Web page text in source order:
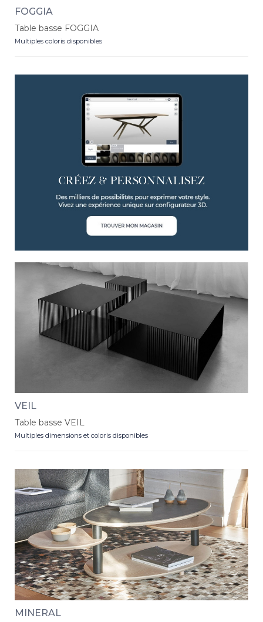
FOGGIA
Table basse FOGGIA
Multiples coloris disponibles
VEIL
Table basse VEIL
Multiples dimensions et coloris disponibles
MINERAL